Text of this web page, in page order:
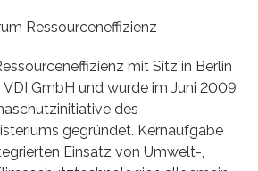
Ressourceneffizienz
mit Sitz in Berlin
GmbH und wurde im Juni 2009
des
gegründet. Kernaufgabe
Einsatz von Umwelt-,